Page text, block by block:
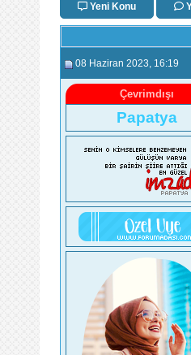
Yeni Konu
08 Haziran 2023 , 16:19
Çevrimdışı
Papatya